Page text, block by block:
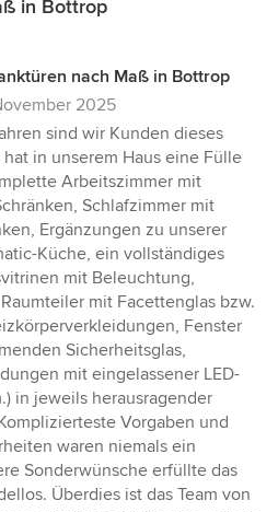
in Bottrop
nach Maß in Bottrop
2025
sind wir Kunden dieses
in unserem Haus eine Fülle
Arbeitszimmer mit
Schlafzimmer mit
Ergänzungen zu unserer
Küche, ein vollständiges
mit Beleuchtung,
mit Facettenglas bzw.
Fenster
Sicherheitsglas,
mit eingelassener LED-
in jeweils herausragender
Vorgaben und
waren niemals ein
Sonderwünsche erfüllte das
Überdies ist das Team von